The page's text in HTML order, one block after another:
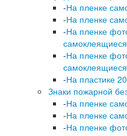
-На пленке
-На пленке
-На пленке
самоклеящиеся
-На пленке
-На пластике
Знаки пожарной
-На пленке
-На пленке
-На пленке